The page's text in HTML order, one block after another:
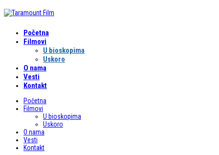
Početna
Filmovi
U bioskopima
Uskoro
O nama
Vesti
Kontakt
Početna
Filmovi
U bioskopima
Uskoro
O nama
Vesti
Kontakt